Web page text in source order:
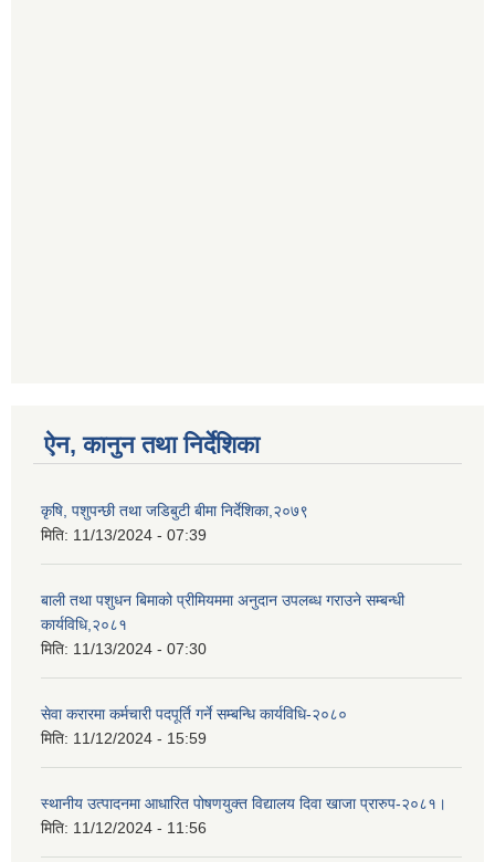
ऐन, कानुन तथा निर्देशिका
कृषि, पशुपन्छी तथा जडिबुटी बीमा निर्देशिका,२०७९
मिति: 11/13/2024 - 07:39
बाली तथा पशुधन बिमाको प्रीमियममा अनुदान उपलब्ध गराउने सम्बन्धी
कार्यविधि,२०८१
मिति: 11/13/2024 - 07:30
सेवा करारमा कर्मचारी पदपूर्ति गर्ने सम्बन्धि कार्यविधि-२०८०
मिति: 11/12/2024 - 15:59
स्थानीय उत्पादनमा आधारित पोषणयुक्त विद्यालय दिवा खाजा प्रारुप-२०८१।
मिति: 11/12/2024 - 11:56